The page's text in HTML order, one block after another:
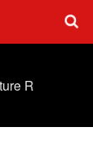
R